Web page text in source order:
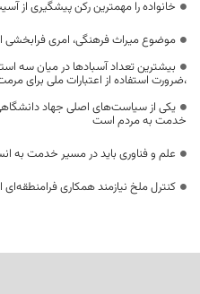
خانواده را مهمترین رکن پیشگیری از
موضوع میراث فرهنگی، امری
بیشترین تعداد آسبادها در میان سه
،ضرورت استفاده از اعتبارات ملی برای
یکی از سیاست‌های اصلی جهاد
خدمت به مردم است
علم و فناوری باید در مسیر خدمت به
کنترل ملخ نیازمند همکاری